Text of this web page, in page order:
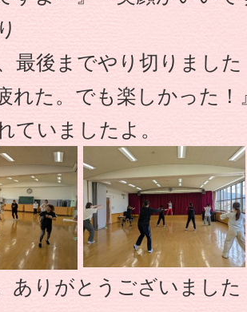
認
定
こ
ど
も
園
や
最後までやり切りました
れた。でも楽しかった
ていましたよ。
ありがとうございました